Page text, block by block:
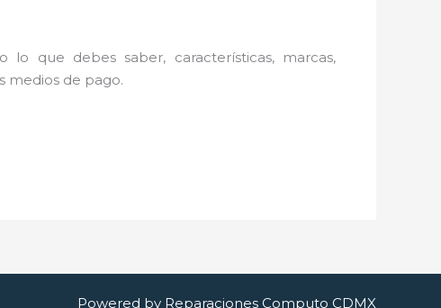
que debes saber, características, marcas,
medios de pago.
Powered by Reparaciones Computo CDMX